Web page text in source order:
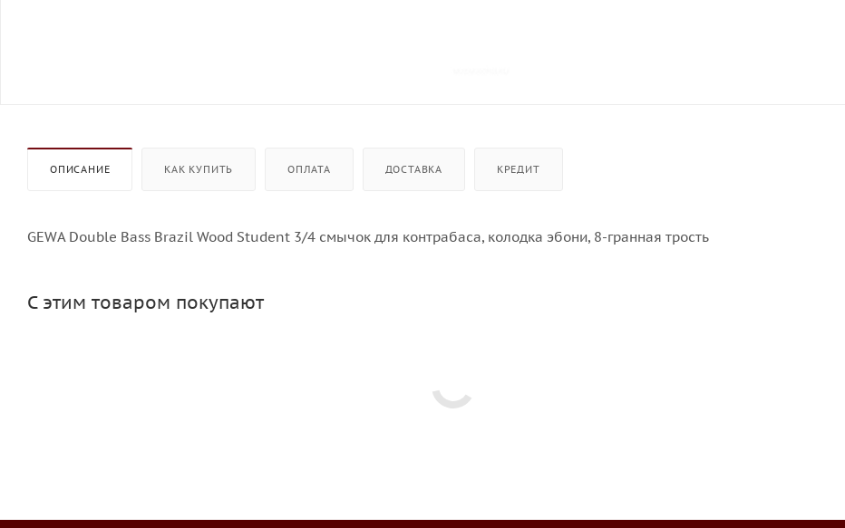
ОПИСАНИЕ КАК КУПИТЬ ОПЛАТА ДОСТАВКА КРЕДИТ
GEWA Double Bass Brazil Wood Student 3/4 смычок для контрабаса, колодка эбони, 8-гранная трость
С этим товаром покупают